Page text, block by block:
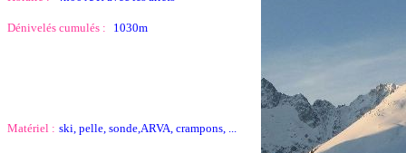
Dénivelés cumulés : 1030m
Matériel : ski, pelle, sonde,ARVA, crampons, ...